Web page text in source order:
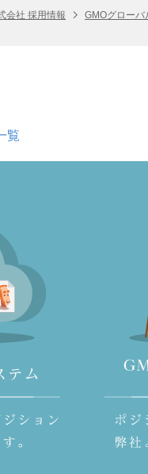
会社 採用情報
GMOグロー
覧